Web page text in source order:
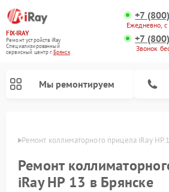
FIX-IRAY
Ремонт устройств iRay
Специализированный
cервисный центр г.Брянск
+7
Ежедневно,
+7
Звонок
Мы ремонтируем
Ремонт коллиматорного прицела iRay HP
Ремонт
iRay HP 13 в Брянске